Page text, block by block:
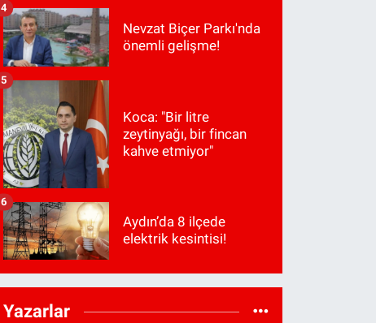
Nevzat Biçer Parkı'nda
önemli gelişme!
4
Koca: "Bir litre
zeytinyağı, bir fincan
kahve etmiyor"
5
Aydın’da 8 ilçede
elektrik kesintisi!
6
Yazarlar